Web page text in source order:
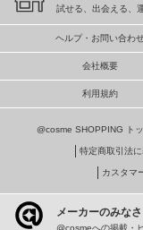
試せる、出会える、
ヘルプ・お問い合わ
会社概要
利用規約
@cosme SHOPPING ト
特定商取引法
カスタマ
メーカーのみな
@cosmeへの掲載・